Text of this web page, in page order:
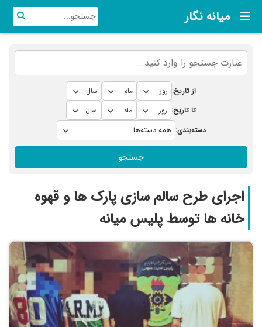
میانه نگار
از تاریخ:
تا تاریخ:
دسته‌بندی:
جستجو
اجرای طرح سالم سازی پارک ها و قهوه
خانه ها توسط پلیس میانه